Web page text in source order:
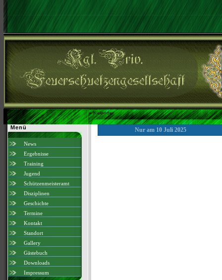
»Kalender
Menü
News
Ergebnisse
Training
Jugend
Schützenmeisteramt
Disziplinen
Geschichte
Termine
Kontakt
Standort
Gallery
Gästebuch
Downloads
Impressum
Nur am 10 Juli 2025